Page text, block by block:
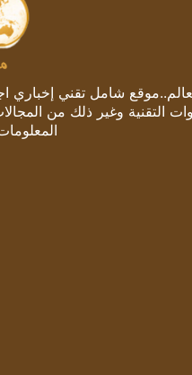
شامل تقني إخباري
التقنية وغير ذلك من